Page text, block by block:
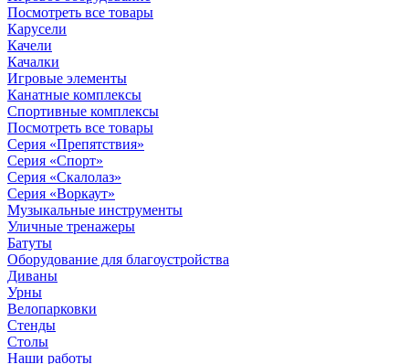
Посмотреть все товары
Карусели
Качели
Качалки
Игровые элементы
Канатные комплексы
Спортивные комплексы
Посмотреть все товары
Серия «Препятствия»
Серия «Спорт»
Серия «Скалолаз»
Серия «Воркаут»
Музыкальные инструменты
Уличные тренажеры
Батуты
Оборудование для благоустройства
Диваны
Урны
Велопарковки
Стенды
Столы
Наши работы